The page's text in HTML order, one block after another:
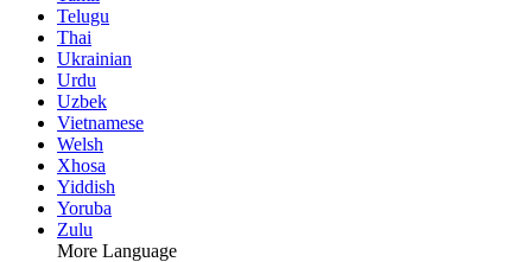
Telugu
Thai
Ukrainian
Urdu
Uzbek
Vietnamese
Welsh
Xhosa
Yiddish
Yoruba
Zulu
More Language